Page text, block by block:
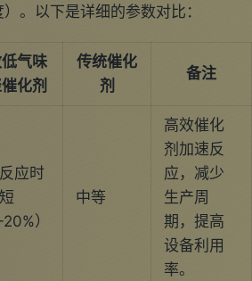
。以下是详细的参数对比：
气味
化剂
传统催化
剂
备注
应时
）
中等
高效催化
剂加速反
应，减少
生产周
期，提高
设备利用
率。